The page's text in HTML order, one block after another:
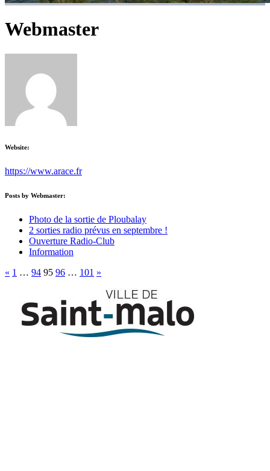
Webmaster
Website:
https://www.arace.fr
Posts by Webmaster:
Photo de la sortie de Ploubalay
2 sorties radio prévus en septembre !
Ouverture Radio-Club
Information
Pagination
publications
« 1 … 94 95 96 … 101 »